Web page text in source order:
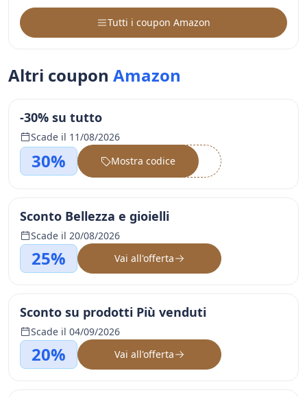
Tutti i coupon Amazon
Altri coupon Amazon
-30% su tutto
Scade il 11/08/2026
30% ••••••
Mostra codice
Sconto Bellezza e gioielli
Scade il 20/08/2026
25% Vai all'offerta
Sconto su prodotti Più venduti
Scade il 04/09/2026
20% Vai all'offerta